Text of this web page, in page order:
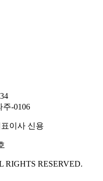
-0106
이사 신용
RESERVED.